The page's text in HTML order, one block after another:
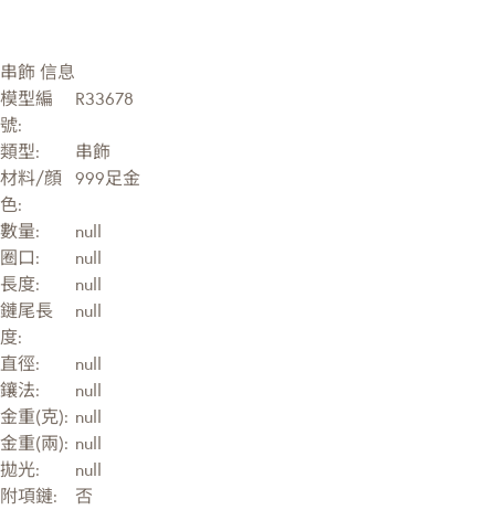
串飾 信息
模型編
號:
R33678
類型:
串飾
材料/顔
色:
999足金
數量:
null
圈口:
null
長度:
null
鏈尾長
度:
null
直徑:
null
鑲法:
null
金重(克): null
金重(兩): null
拋光:
null
附項鏈:
否